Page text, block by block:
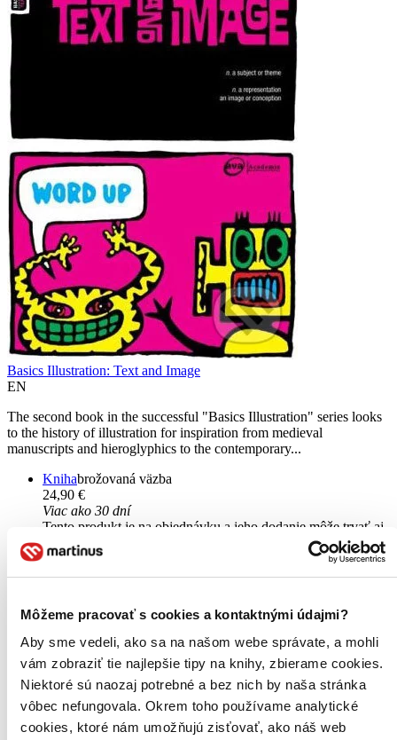
Môžeme pracovať s cookies a kontaktnými údajmi?
Aby sme vedeli, ako sa na našom webe správate, a mohli
vám zobraziť tie najlepšie tipy na knihy, zbierame cookies.
Niektoré sú naozaj potrebné a bez nich by naša stránka
vôbec nefungovala. Okrem toho používame analytické
cookies, ktoré nám umožňujú zisťovať, ako náš web
Basics Illustration: Text and Image
EN
The second book in the successful "Basics Illustration" series looks
to the history of illustration for inspiration from medieval
manuscripts and hieroglyphics to the contemporary...
Knihabrožovaná väzba
24,90 €
Viac ako 30 dní
Tento produkt je na objednávku a jeho dodanie môže trvať aj
viac ako 30 dní. Urobíme však všetko pre to, aby sme vašu
objednávku odoslali čo najskôr a o jej ceste vás budeme včas
informovať.
Vložiť do košíka